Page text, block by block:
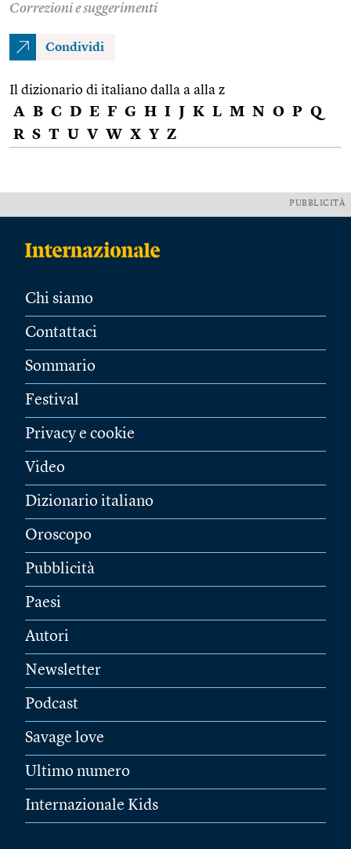
Correzioni e suggerimenti
Condividi
Il dizionario di italiano dalla a alla z
A B C D E F G H I J K L M N O P Q
R S T U V W X Y Z
PUBBLICITÀ
Chi siamo
Contattaci
Sommario
Festival
Privacy e cookie
Video
Dizionario italiano
Oroscopo
Pubblicità
Paesi
Autori
Newsletter
Podcast
Savage love
Ultimo numero
Internazionale Kids